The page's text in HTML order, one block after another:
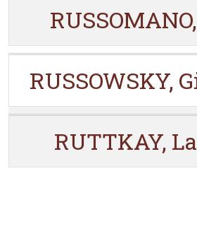
RUSSOWSKY,
RUTTKAY,